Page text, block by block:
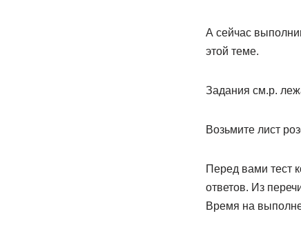
А сейчас
этой теме.
Задания см.р.
Возьмите лист
Перед вами тест
ответов. Из
Время на